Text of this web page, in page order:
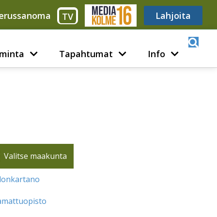
TV Media316 Lahjoita
Tapahtumat Info
Valitse maakunta